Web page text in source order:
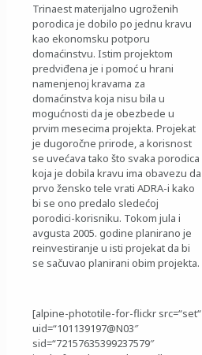
Trinaest materijalno ugroženih
porodica je dobilo po jednu kravu
kao ekonomsku potporu
domaćinstvu. Istim projektom
predviđena je i pomoć u hrani
namenjenoj kravama za
domaćinstva koja nisu bila u
mogućnosti da je obezbede u
prvim mesecima projekta. Projekat
je dugoročne prirode, a korisnost
se uvećava tako što svaka porodica
koja je dobila kravu ima obavezu da
prvo žensko tele vrati ADRA-i kako
bi se ono predalo sledećoj
porodici-korisniku. Tokom jula i
avgusta 2005. godine planirano je
reinvestiranje u isti projekat da bi
se sačuvao planirani obim projekta.
[alpine-phototile-for-flickr src=“set“
uid=“101139197@N03″
sid=“72157635399237579″